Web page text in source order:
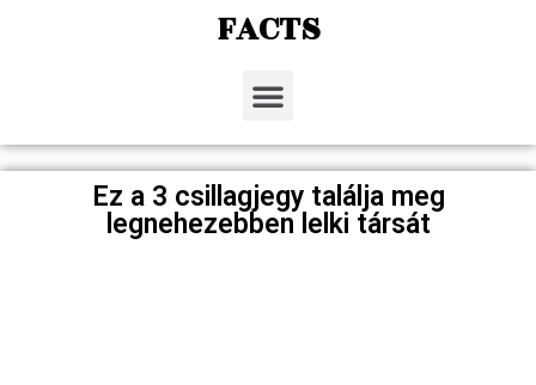
FACTS
Ez a 3 csillagjegy találja meg
legnehezebben lelki társát